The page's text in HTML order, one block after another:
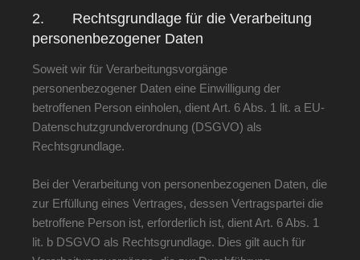
2. Rechtsgrundlage für die Verarbeitung
personenbezogener Daten
Soweit wir für Verarbeitungsvorgänge
personenbezogener Daten eine Einwilligung der
betroffenen Person einholen, dient Art. 6 Abs. 1 lit. a EU-
Datenschutzgrundverordnung (DSGVO) als
Rechtsgrundlage.
Bei der Verarbeitung von personenbezogenen Daten, die
zur Erfüllung eines Vertrages, dessen Vertragspartei die
betroffene Person ist, erforderlich ist, dient Art. 6 Abs. 1
lit. b DSGVO als Rechtsgrundlage. Dies gilt auch für